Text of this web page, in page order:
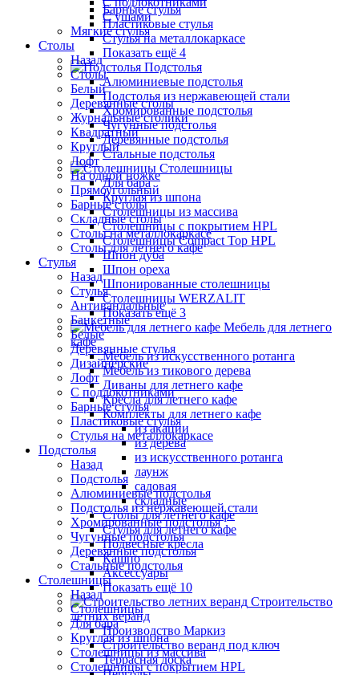
Барные стулья
Пластиковые стулья
Стулья на металлокаркасе
Показать ещё 4
Подстолья
Алюминиевые подстолья
Подстолья из нержавеющей стали
Хромированные подстолья
Чугунные подстолья
Деревянные подстолья
Стальные подстолья
Столешницы
Для бара
Круглая из шпона
Столешницы из массива
Столешницы с покрытием HPL
Столешницы Сompact Top HPL
Шпон дуба
Шпон ореха
Шпонированные столешницы
Столешницы WERZALIT
Показать ещё 3
Мебель для летнего
кафе
Мебель из искусственного ротанга
Мебель из тикового дерева
Диваны для летнего кафе
Кресла для летнего кафе
Комплекты для летнего кафе
из акации
из дерева
из искусственного ротанга
лаунж
садовая
складные
Столы для летнего кафе
Стулья для летнего кафе
Подвесные кресла
Кашпо
Аксессуары
Показать ещё 10
Строительство
летних веранд
Производство Маркиз
Строительство веранд под ключ
Террасная доска
С ушами
Мягкие стулья
Столы
Назад
Столы
Белый
Деревянные столы
Журнальные столики
Квадратный
Круглый
Лофт
На одной ножке
Прямоугольный
Барные столы
Складные столы
Столы на металлокаркасе
Столы для летнего кафе
Стулья
Назад
Стулья
Антивандальные
Банкетные
Белые
Деревянные стулья
Дизайнерские
Лофт
С подлокотниками
Барные стулья
Пластиковые стулья
Стулья на металлокаркасе
Подстолья
Назад
Подстолья
Алюминиевые подстолья
Подстолья из нержавеющей стали
Хромированные подстолья
Чугунные подстолья
Деревянные подстолья
Стальные подстолья
Столешницы
Назад
Столешницы
Для бара
Круглая из шпона
Столешницы из массива
Столешницы с покрытием HPL